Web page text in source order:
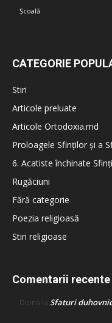
Școală
CATEGORIE
Stiri
Articole preluate
Articole Ortodoxia.md
Proloagele Sfinților și a
6. Acatiste închinate
Rugăciuni
Fără categorie
Poezia religioasă
Stiri religioase
Comentarii recente
Doina la Sfaturi